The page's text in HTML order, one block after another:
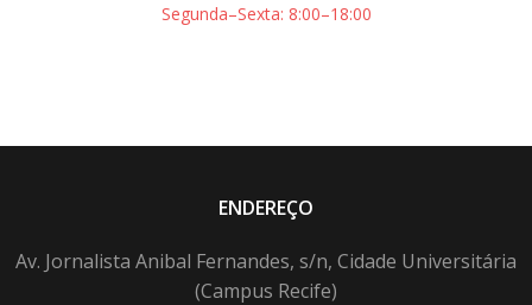
Segunda–Sexta: 8:00–18:00
ENDEREÇO
Av. Jornalista Anibal Fernandes, s/n, Cidade Universitária
(Campus Recife)